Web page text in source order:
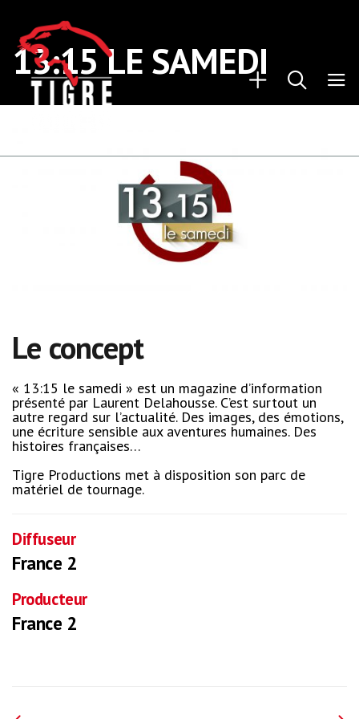
13:15 LE SAMEDI
Le concept
« 13:15 le samedi » est un magazine d’information
présenté par Laurent Delahousse. C’est surtout un
autre regard sur l’actualité. Des images, des émotions,
une écriture sensible aux aventures humaines. Des
histoires françaises…
Tigre Productions met à disposition son parc de
matériel de tournage.
Diffuseur
France 2
Producteur
France 2